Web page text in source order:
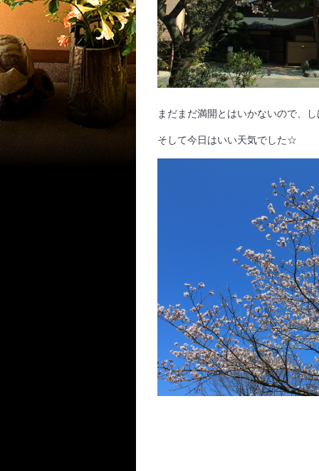
まだまだ満開とはいかないので、
そして今日はいい天気でした☆